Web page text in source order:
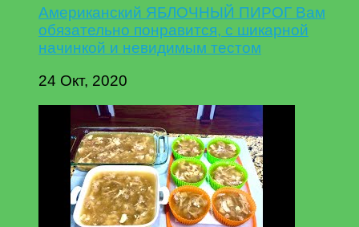
Американский ЯБЛОЧНЫЙ ПИРОГ Вам
обязательно понравится, с шикарной
начинкой и невидимым тестом
24 Окт, 2020